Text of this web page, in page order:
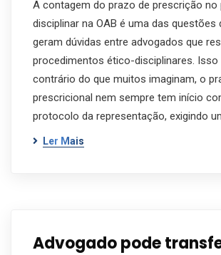
A contagem do prazo de prescrição no
disciplinar na OAB é uma das questões
geram dúvidas entre advogados que
procedimentos ético-disciplinares. Isso
contrário do que muitos imaginam, o
prescricional nem sempre tem início
protocolo da representação, exigindo
Ler Mais
Advogado pode